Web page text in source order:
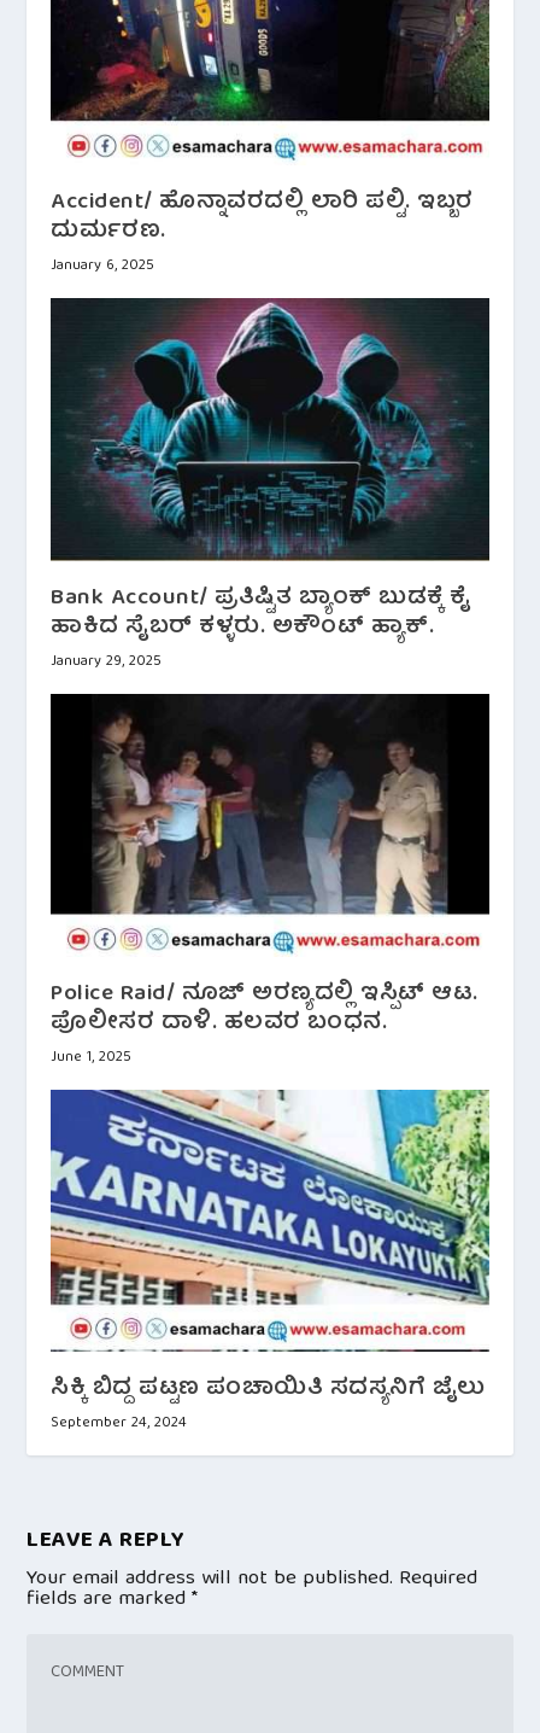
Accident/ ಹೊನ್ನಾವರದಲ್ಲಿ ಲಾರಿ ಪಲ್ಟಿ. ಇಬ್ಬರ
ದುರ್ಮರಣ.
January 6, 2025
Bank Account/ ಪ್ರತಿಷ್ಟಿತ ಬ್ಯಾಂಕ್ ಬುಡಕ್ಕೆ ಕೈ
ಹಾಕಿದ ಸೈಬರ್ ಕಳ್ಳರು. ಅಕೌಂಟ್ ಹ್ಯಾಕ್.
January 29, 2025
Police Raid/ ನೂಜ್ ಅರಣ್ಯದಲ್ಲಿ ಇಸ್ಪಿಟ್ ಆಟ.
ಪೊಲೀಸರ ದಾಳಿ. ಹಲವರ ಬಂಧನ.
June 1, 2025
ಸಿಕ್ಕಿ ಬಿದ್ದ ಪಟ್ಟಣ ಪಂಚಾಯಿತಿ ಸದಸ್ಯನಿಗೆ ಜೈಲು
September 24, 2024
LEAVE A REPLY
Your email address will not be published. Required
fields are marked*